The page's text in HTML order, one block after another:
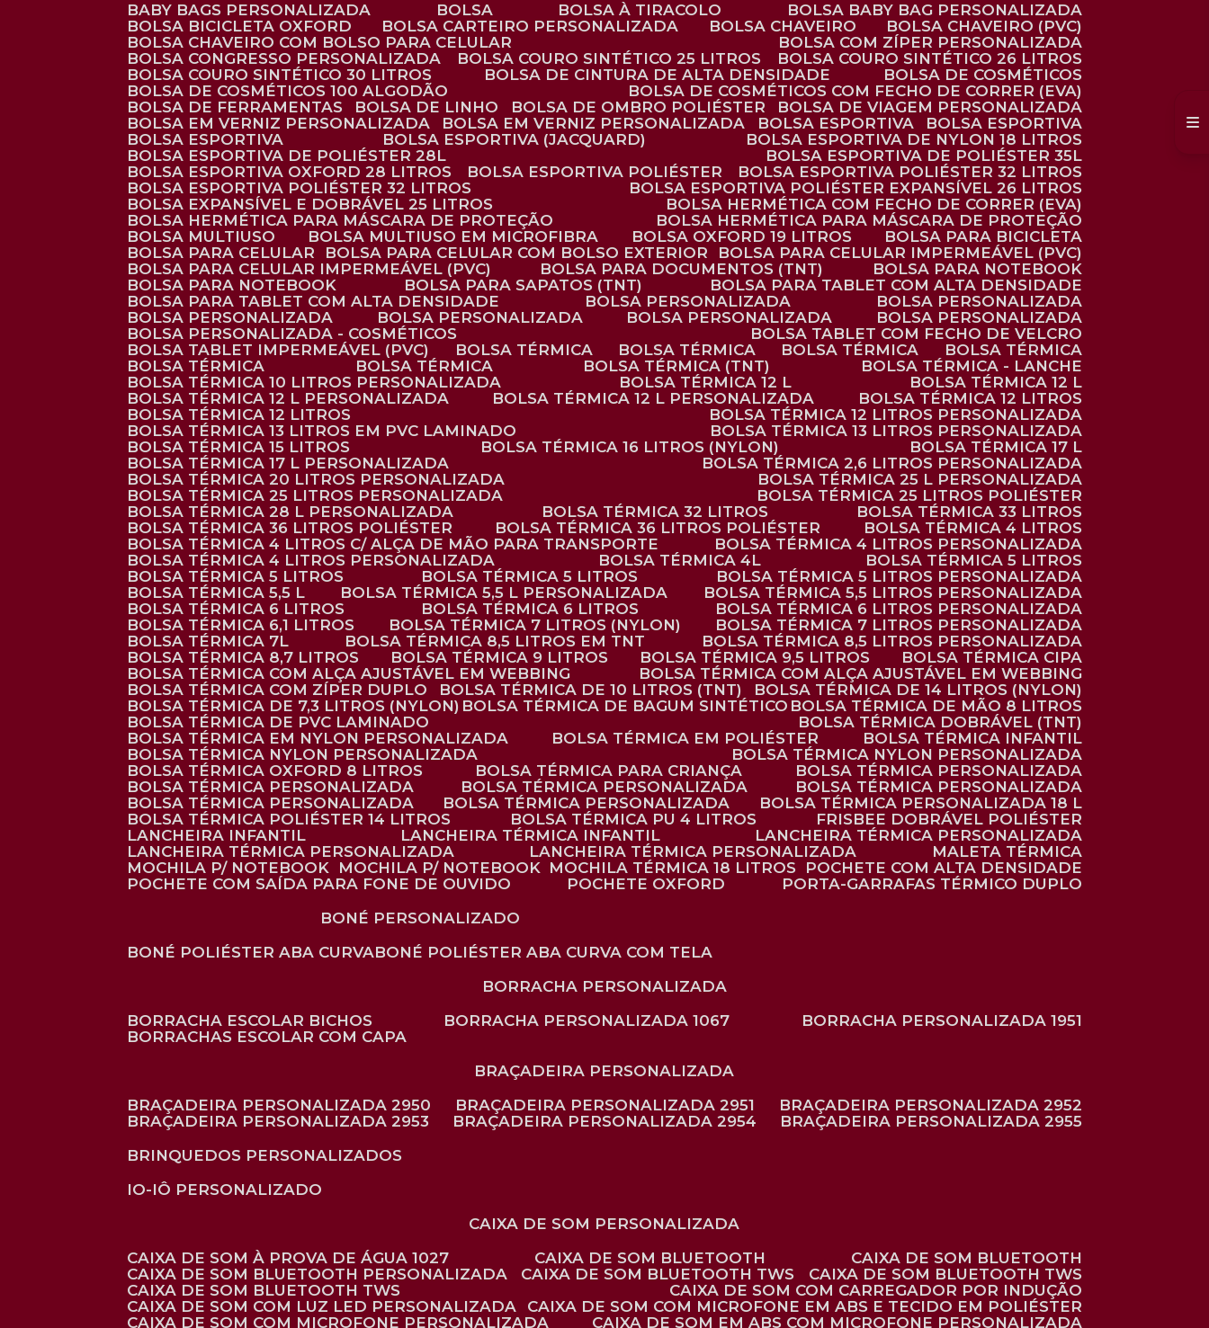
BABY BAGS PERSONALIZADA
BOLSA BOLSA À TIRACOLO
BOLSA BABY BAG PERSONALIZADA
BOLSA BICICLETA OXFORD
BOLSA CARTEIRO PERSONALIZADA BOLSA CHAVEIRO
BOLSA CHAVEIRO (PVC)
BOLSA CHAVEIRO COM BOLSO PARA CELULAR
BOLSA COM ZÍPER PERSONALIZADA
BOLSA CONGRESSO PERSONALIZADA
BOLSA COURO SINTÉTICO 25 LITROS
BOLSA COURO SINTÉTICO 26 LITROS
BOLSA COURO SINTÉTICO 30 LITROS
BOLSA DE CINTURA DE ALTA DENSIDADE
BOLSA DE COSMÉTICOS
BOLSA DE COSMÉTICOS 100 ALGODÃO
BOLSA DE COSMÉTICOS COM FECHO DE CORRER (EVA)
BOLSA DE FERRAMENTAS
BOLSA DE LINHO BOLSA DE OMBRO POLIÉSTER
BOLSA DE VIAGEM PERSONALIZADA
BOLSA EM VERNIZ PERSONALIZADA
BOLSA EM VERNIZ PERSONALIZADA BOLSA ESPORTIVA
BOLSA ESPORTIVA
BOLSA ESPORTIVA
BOLSA ESPORTIVA (JACQUARD)
BOLSA ESPORTIVA DE NYLON 18 LITROS
BOLSA ESPORTIVA DE POLIÉSTER 28L
BOLSA ESPORTIVA DE POLIÉSTER 35L
BOLSA ESPORTIVA OXFORD 28 LITROS
BOLSA ESPORTIVA POLIÉSTER
BOLSA ESPORTIVA POLIÉSTER 32 LITROS
BOLSA ESPORTIVA POLIÉSTER 32 LITROS
BOLSA ESPORTIVA POLIÉSTER EXPANSÍVEL 26 LITROS
BOLSA EXPANSÍVEL E DOBRÁVEL 25 LITROS
BOLSA HERMÉTICA COM FECHO DE CORRER (EVA)
BOLSA HERMÉTICA PARA MÁSCARA DE PROTEÇÃO
BOLSA HERMÉTICA PARA MÁSCARA DE PROTEÇÃO
BOLSA MULTIUSO
BOLSA MULTIUSO EM MICROFIBRA BOLSA OXFORD 19 LITROS
BOLSA PARA BICICLETA
BOLSA PARA CELULAR
BOLSA PARA CELULAR COM BOLSO EXTERIOR
BOLSA PARA CELULAR IMPERMEÁVEL (PVC)
BOLSA PARA CELULAR IMPERMEÁVEL (PVC)
BOLSA PARA DOCUMENTOS (TNT)
BOLSA PARA NOTEBOOK
BOLSA PARA NOTEBOOK
BOLSA PARA SAPATOS (TNT)
BOLSA PARA TABLET COM ALTA DENSIDADE
BOLSA PARA TABLET COM ALTA DENSIDADE
BOLSA PERSONALIZADA
BOLSA PERSONALIZADA
BOLSA PERSONALIZADA
BOLSA PERSONALIZADA BOLSA PERSONALIZADA
BOLSA PERSONALIZADA
BOLSA PERSONALIZADA - COSMÉTICOS
BOLSA TABLET COM FECHO DE VELCRO
BOLSA TABLET IMPERMEÁVEL (PVC)
BOLSA TÉRMICA BOLSA TÉRMICA BOLSA TÉRMICA
BOLSA TÉRMICA
BOLSA TÉRMICA
BOLSA TÉRMICA BOLSA TÉRMICA (TNT)
BOLSA TÉRMICA - LANCHE
BOLSA TÉRMICA 10 LITROS PERSONALIZADA
BOLSA TÉRMICA 12 L
BOLSA TÉRMICA 12 L
BOLSA TÉRMICA 12 L PERSONALIZADA
BOLSA TÉRMICA 12 L PERSONALIZADA
BOLSA TÉRMICA 12 LITROS
BOLSA TÉRMICA 12 LITROS
BOLSA TÉRMICA 12 LITROS PERSONALIZADA
BOLSA TÉRMICA 13 LITROS EM PVC LAMINADO
BOLSA TÉRMICA 13 LITROS PERSONALIZADA
BOLSA TÉRMICA 15 LITROS
BOLSA TÉRMICA 16 LITROS (NYLON)
BOLSA TÉRMICA 17 L
BOLSA TÉRMICA 17 L PERSONALIZADA
BOLSA TÉRMICA 2,6 LITROS PERSONALIZADA
BOLSA TÉRMICA 20 LITROS PERSONALIZADA
BOLSA TÉRMICA 25 L PERSONALIZADA
BOLSA TÉRMICA 25 LITROS PERSONALIZADA
BOLSA TÉRMICA 25 LITROS POLIÉSTER
BOLSA TÉRMICA 28 L PERSONALIZADA
BOLSA TÉRMICA 32 LITROS
BOLSA TÉRMICA 33 LITROS
BOLSA TÉRMICA 36 LITROS POLIÉSTER
BOLSA TÉRMICA 36 LITROS POLIÉSTER
BOLSA TÉRMICA 4 LITROS
BOLSA TÉRMICA 4 LITROS C/ ALÇA DE MÃO PARA TRANSPORTE
BOLSA TÉRMICA 4 LITROS PERSONALIZADA
BOLSA TÉRMICA 4 LITROS PERSONALIZADA
BOLSA TÉRMICA 4L
BOLSA TÉRMICA 5 LITROS
BOLSA TÉRMICA 5 LITROS
BOLSA TÉRMICA 5 LITROS
BOLSA TÉRMICA 5 LITROS PERSONALIZADA
BOLSA TÉRMICA 5,5 L
BOLSA TÉRMICA 5,5 L PERSONALIZADA
BOLSA TÉRMICA 5,5 LITROS PERSONALIZADA
BOLSA TÉRMICA 6 LITROS
BOLSA TÉRMICA 6 LITROS
BOLSA TÉRMICA 6 LITROS PERSONALIZADA
BOLSA TÉRMICA 6,1 LITROS
BOLSA TÉRMICA 7 LITROS (NYLON)
BOLSA TÉRMICA 7 LITROS PERSONALIZADA
BOLSA TÉRMICA 7L
BOLSA TÉRMICA 8,5 LITROS EM TNT
BOLSA TÉRMICA 8,5 LITROS PERSONALIZADA
BOLSA TÉRMICA 8,7 LITROS
BOLSA TÉRMICA 9 LITROS BOLSA TÉRMICA 9,5 LITROS
BOLSA TÉRMICA CIPA
BOLSA TÉRMICA COM ALÇA AJUSTÁVEL EM WEBBING
BOLSA TÉRMICA COM ALÇA AJUSTÁVEL EM WEBBING
BOLSA TÉRMICA COM ZÍPER DUPLO
BOLSA TÉRMICA DE 10 LITROS (TNT)
BOLSA TÉRMICA DE 14 LITROS (NYLON)
BOLSA TÉRMICA DE 7,3 LITROS (NYLON)
BOLSA TÉRMICA DE BAGUM SINTÉTICO
BOLSA TÉRMICA DE MÃO 8 LITROS
BOLSA TÉRMICA DE PVC LAMINADO
BOLSA TÉRMICA DOBRÁVEL (TNT)
BOLSA TÉRMICA EM NYLON PERSONALIZADA
BOLSA TÉRMICA EM POLIÉSTER
BOLSA TÉRMICA INFANTIL
BOLSA TÉRMICA NYLON PERSONALIZADA
BOLSA TÉRMICA NYLON PERSONALIZADA
BOLSA TÉRMICA OXFORD 8 LITROS
BOLSA TÉRMICA PARA CRIANÇA
BOLSA TÉRMICA PERSONALIZADA
BOLSA TÉRMICA PERSONALIZADA
BOLSA TÉRMICA PERSONALIZADA
BOLSA TÉRMICA PERSONALIZADA
BOLSA TÉRMICA PERSONALIZADA
BOLSA TÉRMICA PERSONALIZADA
BOLSA TÉRMICA PERSONALIZADA 18 L
BOLSA TÉRMICA POLIÉSTER 14 LITROS
BOLSA TÉRMICA PU 4 LITROS
FRISBEE DOBRÁVEL POLIÉSTER
LANCHEIRA INFANTIL
LANCHEIRA TÉRMICA INFANTIL
LANCHEIRA TÉRMICA PERSONALIZADA
LANCHEIRA TÉRMICA PERSONALIZADA
LANCHEIRA TÉRMICA PERSONALIZADA
MALETA TÉRMICA
MOCHILA P/ NOTEBOOK
MOCHILA P/ NOTEBOOK MOCHILA TÉRMICA 18 LITROS
POCHETE COM ALTA DENSIDADE
POCHETE COM SAÍDA PARA FONE DE OUVIDO
POCHETE OXFORD
PORTA-GARRAFAS TÉRMICO DUPLO
BONÉ PERSONALIZADO
BONÉ POLIÉSTER ABA CURVA
BONÉ POLIÉSTER ABA CURVA COM TELA
BORRACHA PERSONALIZADA
BORRACHA ESCOLAR BICHOS
BORRACHA PERSONALIZADA 1067
BORRACHA PERSONALIZADA 1951
BORRACHAS ESCOLAR COM CAPA
BRAÇADEIRA PERSONALIZADA
BRAÇADEIRA PERSONALIZADA 2950
BRAÇADEIRA PERSONALIZADA 2951
BRAÇADEIRA PERSONALIZADA 2952
BRAÇADEIRA PERSONALIZADA 2953
BRAÇADEIRA PERSONALIZADA 2954
BRAÇADEIRA PERSONALIZADA 2955
BRINQUEDOS PERSONALIZADOS
IO-IÔ PERSONALIZADO
CAIXA DE SOM PERSONALIZADA
CAIXA DE SOM À PROVA DE ÁGUA 1027
CAIXA DE SOM BLUETOOTH
CAIXA DE SOM BLUETOOTH
CAIXA DE SOM BLUETOOTH PERSONALIZADA
CAIXA DE SOM BLUETOOTH TWS
CAIXA DE SOM BLUETOOTH TWS
CAIXA DE SOM BLUETOOTH TWS
CAIXA DE SOM COM CARREGADOR POR INDUÇÃO
CAIXA DE SOM COM LUZ LED PERSONALIZADA
CAIXA DE SOM COM MICROFONE EM ABS E TECIDO EM POLIÉSTER
CAIXA DE SOM COM MICROFONE PERSONALIZADA
CAIXA DE SOM EM ABS COM MICROFONE PERSONALIZADA